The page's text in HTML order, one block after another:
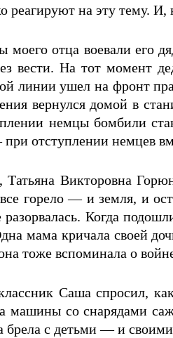
реагируют на эту тему.
моего отца воевали его
вести. На тот момент
линии ушел на фронт
вернулся домой в
немцы бомбили
отступлении немцев
Викторовна
горело — и земля, и
Когда
мама кричала своей
тоже вспоминала о
Саша спросил,
машины со снарядами
с детьми — и